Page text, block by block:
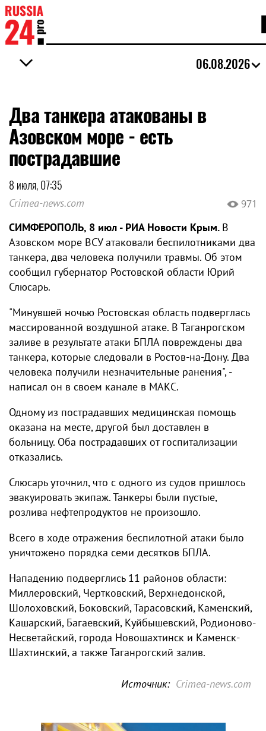
06.08.2026
Два танкера атакованы в
Азовском море - есть
пострадавшие
8 июля, 07:35
Crimea-news.com 971
СИМФЕРОПОЛЬ, 8 июл - РИА Новости Крым. В
Азовском море ВСУ атаковали беспилотниками два
танкера, два человека получили травмы. Об этом
сообщил губернатор Ростовской области Юрий
Слюсарь.
"Минувшей ночью Ростовская область подверглась
массированной воздушной атаке. В Таганрогском
заливе в результате атаки БПЛА повреждены два
танкера, которые следовали в Ростов-на-Дону. Два
человека получили незначительные ранения", -
написал он в своем канале в МАКС.
Одному из пострадавших медицинская помощь
оказана на месте, другой был доставлен в
больницу. Оба пострадавших от госпитализации
отказались.
Слюсарь уточнил, что с одного из судов пришлось
эвакуировать экипаж. Танкеры были пустые,
розлива нефтепродуктов не произошло.
Всего в ходе отражения беспилотной атаки было
уничтожено порядка семи десятков БПЛА.
Нападению подверглись 11 районов области:
Миллеровский, Чертковский, Верхнедонской,
Шолоховский, Боковский, Тарасовский, Каменский,
Кашарский, Багаевский, Куйбышевский, Родионово-
Несветайский, города Новошахтинск и Каменск-
Шахтинский, а также Таганрогский залив.
Источник: Crimea-news.com